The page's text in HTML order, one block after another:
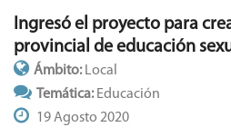
Ingresó el proyecto para
provincial de educación
Ámbito:Local
Temática:Educación
19 Agosto 2020